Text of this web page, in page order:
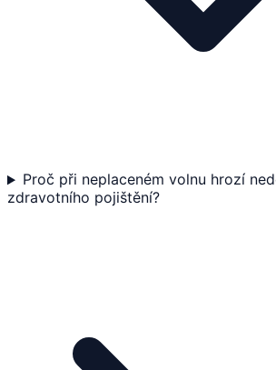
Proč při neplaceném volnu hrozí
zdravotního pojištění?